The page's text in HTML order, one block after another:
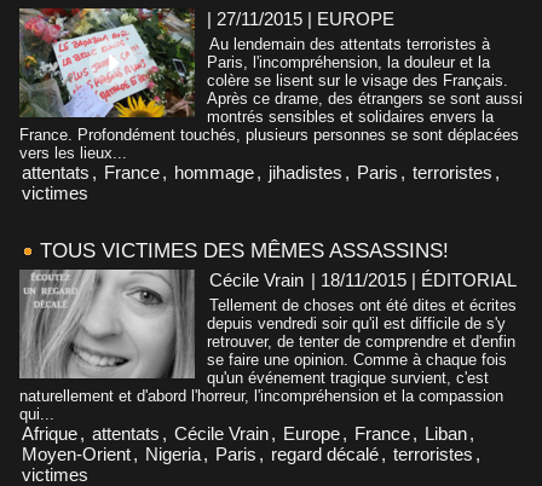
| 27/11/2015 | EUROPE
Au lendemain des attentats terroristes à
Paris, l'incompréhension, la douleur et la
colère se lisent sur le visage des Français.
Après ce drame, des étrangers se sont aussi
montrés sensibles et solidaires envers la
France. Profondément touchés, plusieurs personnes se sont déplacées
vers les lieux...
attentats , France, hommage, jihadistes , Paris , terroristes ,
victimes
TOUS VICTIMES DES MÊMES ASSASSINS!
Cécile Vrain | 18/11/2015 | ÉDITORIAL
Tellement de choses ont été dites et écrites
depuis vendredi soir qu'il est difficile de s'y
retrouver, de tenter de comprendre et d'enfin
se faire une opinion. Comme à chaque fois
qu'un événement tragique survient, c'est
naturellement et d'abord l'horreur, l'incompréhension et la compassion
qui...
Afrique, attentats , Cécile Vrain, Europe, France, Liban,
Moyen-Orient, Nigeria, Paris , regard décalé, terroristes ,
victimes